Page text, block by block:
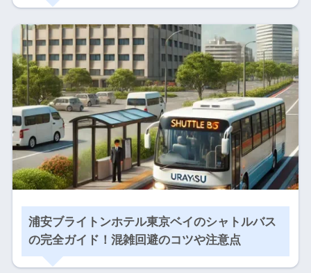
浦安ブライトンホテル東京ベイのシャトルバス
の完全ガイド！混雑回避のコツや注意点